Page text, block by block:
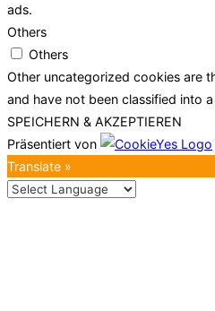
ads.
Others
Others
Other uncategorized cookies are
and have not been classified into
SPEICHERN & AKZEPTIEREN
Präsentiert von
Translate »